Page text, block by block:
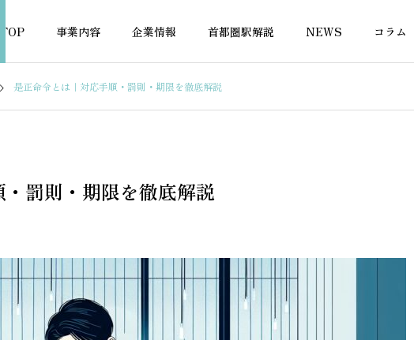
TOP 事業内容 企業情報 首都圏駅解説 NEWS コラム
派遣社員でも住宅ローンを組
める金融機関はある？審査の
ポイントを解説
勤続1年未満でも住宅ローン審
査が通る銀行はある？
是正命令とは｜対応手順・罰則・期限を徹底解説
罰則・期限を徹底解説